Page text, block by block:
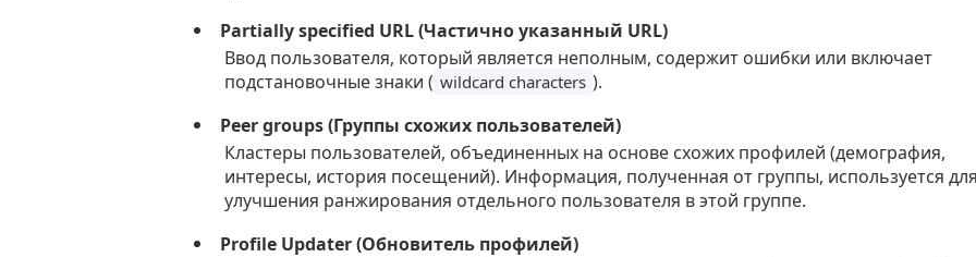
Partially specified URL (Частично указанный URL)
Ввод пользователя, который является неполным, содержит ошибки или включает
подстановочные знаки ( wildcard characters ).
Peer groups (Группы схожих пользователей)
Кластеры пользователей, объединенных на основе схожих профилей (демография,
интересы, история посещений). Информация, полученная от группы, используется
улучшения ранжирования отдельного пользователя в этой группе.
Profile Updater (Обновитель профилей)